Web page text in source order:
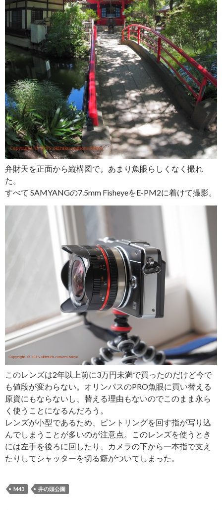
弁財天を正面から縦構図で。あまり魚眼らしくなく撮れ
た。
すべて SAMYANGの7.5mm FisheyeをE-PM2に着けて撮影。
このレンズは2年以上前に3万円未満で買ったのだけど今で
も値段が変わらない。オリンパスのPRO魚眼に買い替える
原資にもならないし、替える理由もないのでこのまま永ら
く使うことになるんだろう。
レンズが小型であるため、ピントリングを回す指が写り込
んでしまうことが多いのが注意点。このレンズを使うとき
には左手を後ろに回したり、カメラの下から一本指で支え
たりしてシャッターを切る癖がついてしまった。
M43 井の頭公園